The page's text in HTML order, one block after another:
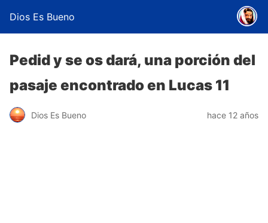
Dios Es Bueno
Pedid y se os dará, una porción del
pasaje encontrado en Lucas 11
Dios Es Bueno hace 12 años